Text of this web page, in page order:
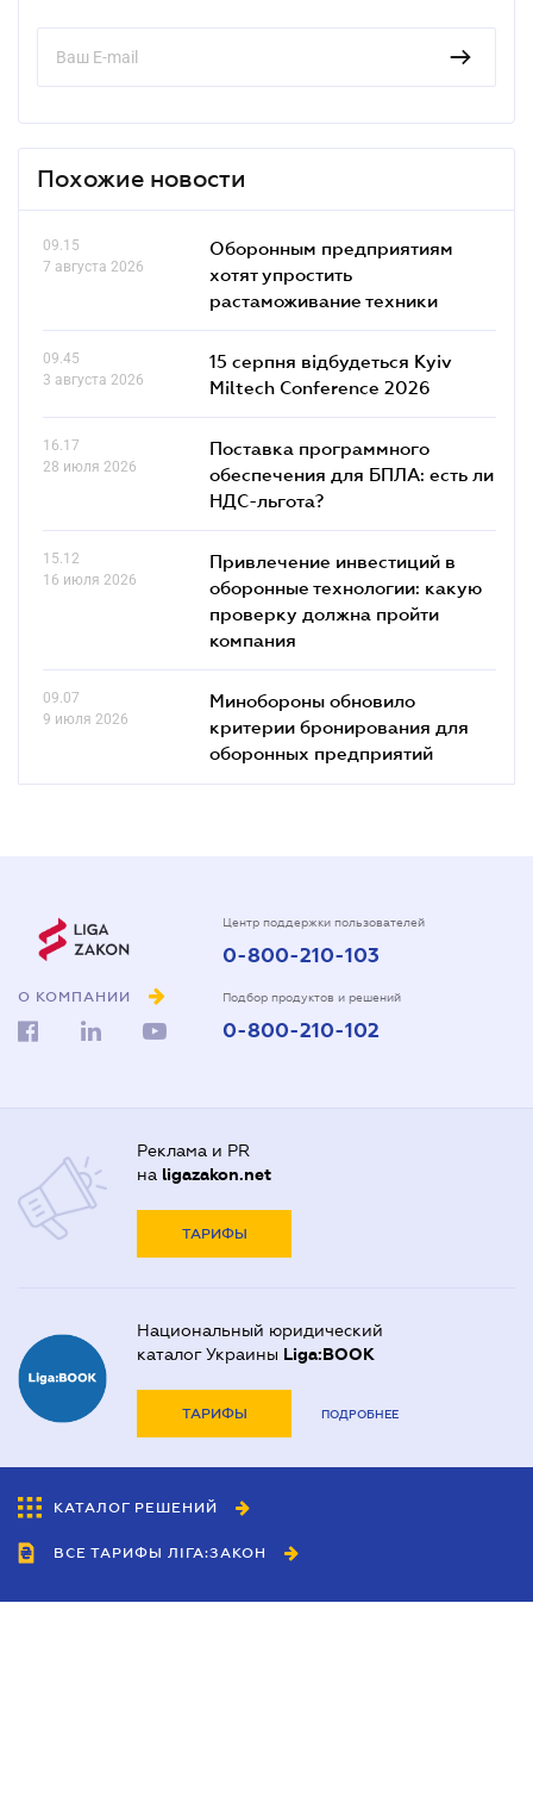
Похожие новости
09.15
7 августа 2026
Оборонным предприятиям
хотят упростить
растаможивание техники
09.45
3 августа 2026
15 серпня відбудеться Kyiv
Miltech Conference 2026
16.17
28 июля 2026
Поставка программного
обеспечения для БПЛА: есть ли
НДС-льгота?
15.12
16 июля 2026
Привлечение инвестиций в
оборонные технологии: какую
проверку должна пройти
компания
09.07
9 июля 2026
Минобороны обновило
критерии бронирования для
оборонных предприятий
О КОМПАНИИ
Центр поддержки пользователей
0-800-210-103
Подбор продуктов и решений
0-800-210-102
Реклама и PR
на ligazakon.net
ТАРИФЫ
Национальный юридический
каталог Украины Liga:BOOK
ТАРИФЫ ПОДРОБНЕЕ
КАТАЛОГ РЕШЕНИЙ
ВСЕ ТАРИФЫ ЛІГА:ЗАКОН